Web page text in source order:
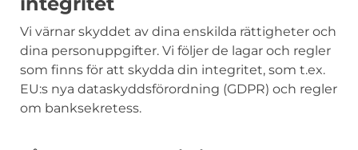
Vi värnar skyddet av dina enskilda rättigheter och
dina personuppgifter. Vi följer de lagar och regler
som finns för att skydda din integritet, som t.ex.
EU:s nya dataskyddsförordning (GDPR) och regler
om banksekretess.